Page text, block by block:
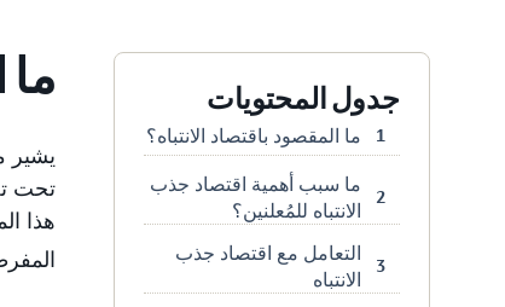
جدول المحتويات
1 ما المقصود باقتصاد الانتباه؟
2
ما سبب أهمية اقتصاد جذب
الانتباه للمُعلنين؟
3
التعامل مع اقتصاد جذب
الانتباه
ما
يشير
هذا